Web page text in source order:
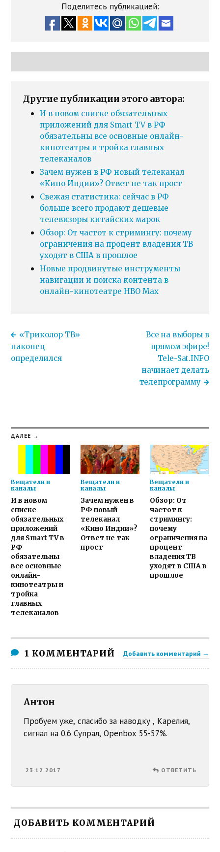
Поделитесь публикацией:
Другие публикации этого автора:
И в новом списке обязательных
приложений для Smart TV в РФ
обязательны все основные онлайн-
кинотеатры и тройка главных
телеканалов
Зачем нужен в РФ новый телеканал
«Кино Индии»? Ответ не так прост
Свежая статистика: сейчас в РФ
больше всего продают дешевые
телевизоры китайских марок
Обзор: От частот к стримингу: почему
ограничения на процент владения ТВ
уходят в США в прошлое
Новые продвинутые инструменты
навигации и поиска контента в
онлайн-кинотеатре HBO Max
«Триколор ТВ»
наконец
определился
Все на выборы в
прямом эфире!
Tele-Sat.INFO
начинает делать
телепрограмму
ДАЛЕЕ →
Вещатели и
каналы
И в новом
списке
обязательных
приложений
для Smart TV в
РФ
обязательны
все основные
онлайн-
кинотеатры и
тройка
главных
телеканалов
Вещатели и
каналы
Зачем нужен в
РФ новый
телеканал
«Кино Индии»?
Ответ не так
прост
Вещатели и
каналы
Обзор: От
частот к
стримингу:
почему
ограничения на
процент
владения ТВ
уходят в США в
прошлое
1 КОММЕНТАРИЙ Добавить комментарий →
Антон
Пробуем уже, спасибо за наводку , Карелия,
сигнал на 0.6 Супрал, Openbox 55-57%.
23.12.2017 ОТВЕТИТЬ
ДОБАВИТЬ КОММЕНТАРИЙ